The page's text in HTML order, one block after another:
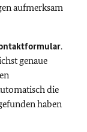
aufmerksam
.
genaue
die
haben